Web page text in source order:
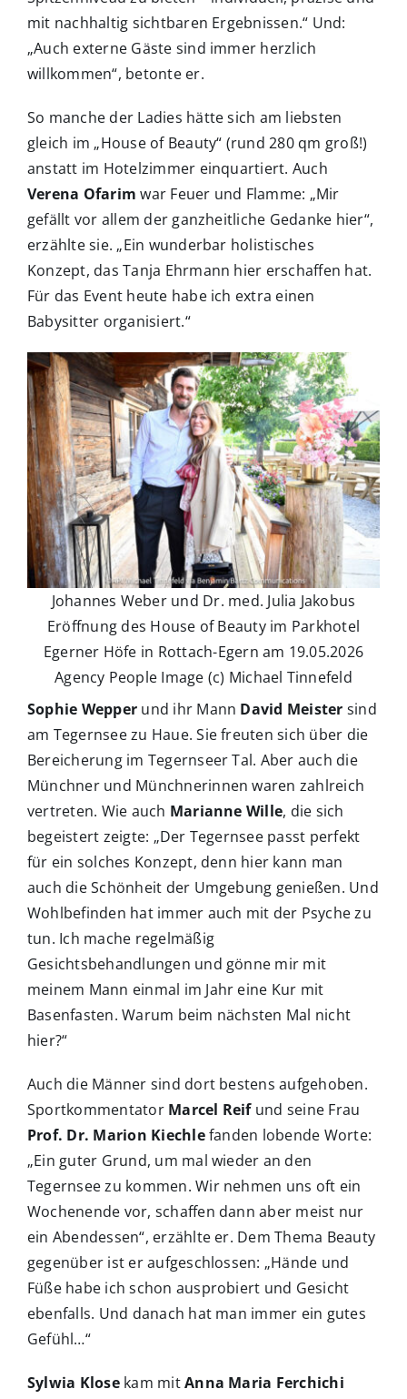
mit nachhaltig sichtbaren Ergebnissen.“ Und:
„Auch externe Gäste sind immer herzlich
willkommen“, betonte er.
So manche der Ladies hätte sich am liebsten
gleich im „House of Beauty“ (rund 280 qm groß!)
anstatt im Hotelzimmer einquartiert. Auch
Verena Ofarim war Feuer und Flamme: „Mir
gefällt vor allem der ganzheitliche Gedanke hier“,
erzählte sie. „Ein wunderbar holistisches
Konzept, das Tanja Ehrmann hier erschaffen hat.
Für das Event heute habe ich extra einen
Babysitter organisiert.“
Johannes Weber und Dr. med. Julia Jakobus
Eröffnung des House of Beauty im Parkhotel
Egerner Höfe in Rottach-Egern am 19.05.2026
Agency People Image (c) Michael Tinnefeld
Sophie Wepper und ihr Mann David Meister sind
am Tegernsee zu Haue. Sie freuten sich über die
Bereicherung im Tegernseer Tal. Aber auch die
Münchner und Münchnerinnen waren zahlreich
vertreten. Wie auch Marianne Wille, die sich
begeistert zeigte: „Der Tegernsee passt perfekt
für ein solches Konzept, denn hier kann man
auch die Schönheit der Umgebung genießen. Und
Wohlbefinden hat immer auch mit der Psyche zu
tun. Ich mache regelmäßig
Gesichtsbehandlungen und gönne mir mit
meinem Mann einmal im Jahr eine Kur mit
Basenfasten. Warum beim nächsten Mal nicht
hier?“
Auch die Männer sind dort bestens aufgehoben.
Sportkommentator Marcel Reifund seine Frau
Prof. Dr. Marion Kiechlefanden lobende Worte:
„Ein guter Grund, um mal wieder an den
Tegernsee zu kommen. Wir nehmen uns oft ein
Wochenende vor, schaffen dann aber meist nur
ein Abendessen“, erzählte er. Dem Thema Beauty
gegenüber ist er aufgeschlossen: „Hände und
Füße habe ich schon ausprobiert und Gesicht
ebenfalls. Und danach hat man immer ein gutes
Gefühl…“
Sylwia Klosekam mitAnna Maria Ferchichi